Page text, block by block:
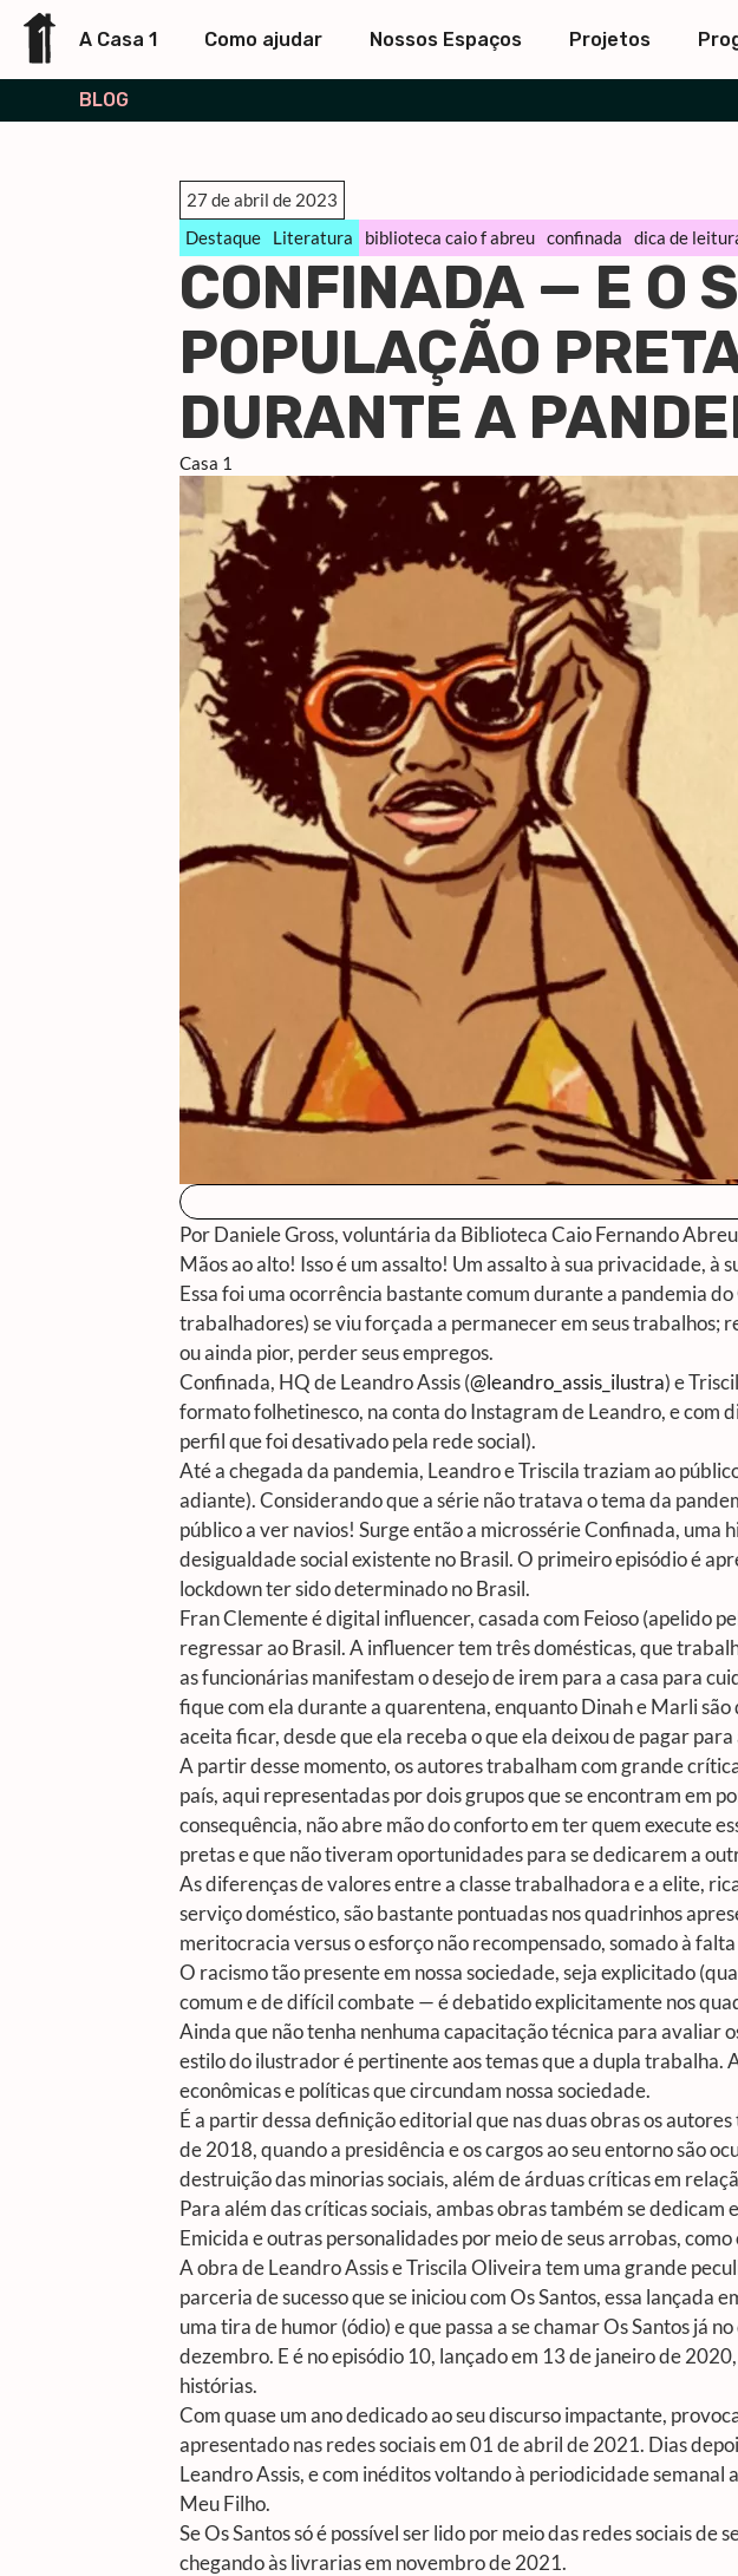
A Casa 1 Como ajudar Nossos Espaços Projetos
BLOG
27 de abril de 2023
Destaque
Literatura biblioteca caio f abreu confinada dica de
CONFINADA — E O
POPULAÇÃO
DURANTE A
Casa 1
Por Daniele Gross, voluntária da Biblioteca Caio Fernando Abreu
Mãos ao alto! Isso é um assalto! Um assalto à sua privacidade,
Essa foi uma ocorrência bastante comum durante a pandemia
trabalhadores) se viu forçada a permanecer em seus trabalhos;
ou ainda pior, perder seus empregos.
Confinada, HQ de Leandro Assis (@leandro_assis_ilustra) e
formato folhetinesco, na conta do Instagram de Leandro, e com
perfil que foi desativado pela rede social).
Até a chegada da pandemia, Leandro e Triscila traziam ao
adiante). Considerando que a série não tratava o tema da
público a ver navios! Surge então a microssérie Confinada,
desigualdade social existente no Brasil. O primeiro episódio é
lockdown ter sido determinado no Brasil.
Fran Clemente é digital influencer, casada com Feioso (apelido
regressar ao Brasil. A influencer tem três domésticas, que
as funcionárias manifestam o desejo de irem para a casa para
fique com ela durante a quarentena, enquanto Dinah e Marli
aceita ficar, desde que ela receba o que ela deixou de pagar
A partir desse momento, os autores trabalham com grande
país, aqui representadas por dois grupos que se encontram em
consequência, não abre mão do conforto em ter quem execute
pretas e que não tiveram oportunidades para se dedicarem a
As diferenças de valores entre a classe trabalhadora e a elite,
serviço doméstico, são bastante pontuadas nos quadrinhos
meritocracia versus o esforço não recompensado, somado à
O racismo tão presente em nossa sociedade, seja explicitado
comum e de difícil combate — é debatido explicitamente nos
Ainda que não tenha nenhuma capacitação técnica para avaliar
estilo do ilustrador é pertinente aos temas que a dupla trabalha.
econômicas e políticas que circundam nossa sociedade.
É a partir dessa definição editorial que nas duas obras os
de 2018, quando a presidência e os cargos ao seu entorno são
destruição das minorias sociais, além de árduas críticas em
Para além das críticas sociais, ambas obras também se
Emicida e outras personalidades por meio de seus arrobas,
A obra de Leandro Assis e Triscila Oliveira tem uma grande
parceria de sucesso que se iniciou com Os Santos, essa
uma tira de humor (ódio) e que passa a se chamar Os Santos já
dezembro. E é no episódio 10, lançado em 13 de janeiro de
histórias.
Com quase um ano dedicado ao seu discurso impactante,
apresentado nas redes sociais em 01 de abril de 2021. Dias
Leandro Assis, e com inéditos voltando à periodicidade semanal
Meu Filho.
Se Os Santos só é possível ser lido por meio das redes sociais
chegando às livrarias em novembro de 2021.